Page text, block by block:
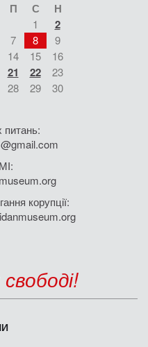
П С Н
1 2
7 8
9
14 15
16
21 22
23
28 29
30
питань:
корупції: